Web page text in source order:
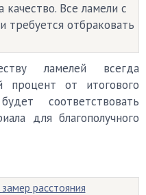
Все ламели с
требуется отбраковать
ламелей всегда
процент от итогового
соответствовать
для благополучного